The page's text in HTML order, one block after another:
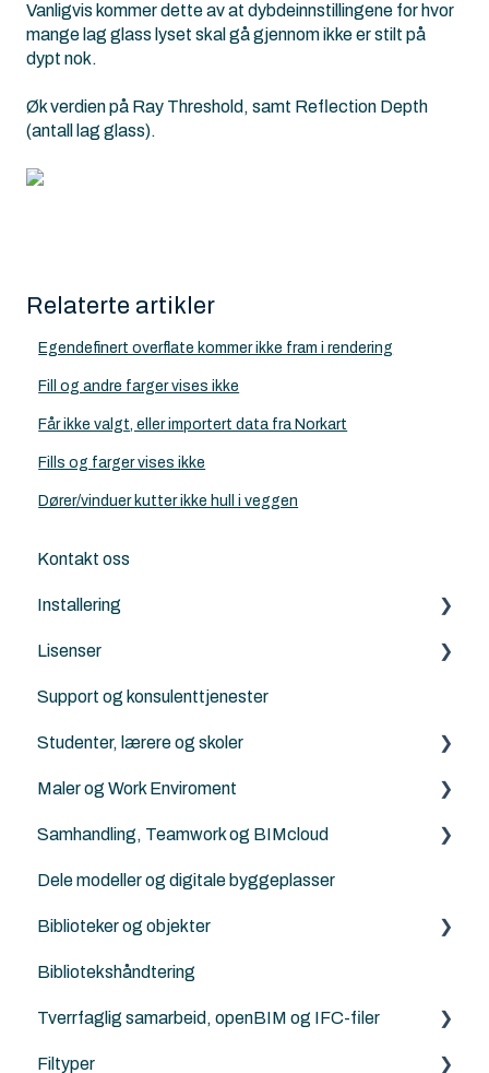
Vanligvis kommer dette av at dybdeinnstillingene for hvor
mange lag glass lyset skal gå gjennom ikke er stilt på
dypt nok.
Øk verdien på Ray Threshold, samt Reflection Depth
(antall lag glass).
Relaterte artikler
Egendefinert overflate kommer ikke fram i rendering
Fill og andre farger vises ikke
Får ikke valgt, eller importert data fra Norkart
Fills og farger vises ikke
Dører/vinduer kutter ikke hull i veggen
Kontakt oss
Installering
Archicad
Nordic Tools
ArchiFrame
Solibri
Architerra
Goodies for Archicad
Land4
Norkart
Lisenser
Archicad
Archicad Cloud licenser
ArchiFrame
Support og konsulenttjenester
Studenter, lærere og skoler
Archicad BIM norsktilpasset for studenter, lærere
Maler og Work Enviroment
Maler
Attributter
Work Enviroment
Migrerering mellom versjoner
Samhandling, Teamwork og BIMcloud
Generelt
Feilsøking
Rutiner
Andre samhandlingsløsninger
Dele modeller og digitale byggeplasser
Biblioteker og objekter
Egendefinerte objekter
Norske tilleggs objekt-bibiloteker
Archicad standard biblioteker
Bibliotekshåndtering
Tverrfaglig samarbeid, openBIM og IFC-filer
IFC generelt
Filtyper